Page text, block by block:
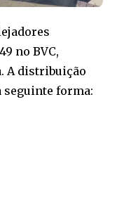
no BVC,
A distribuição
seguinte forma: